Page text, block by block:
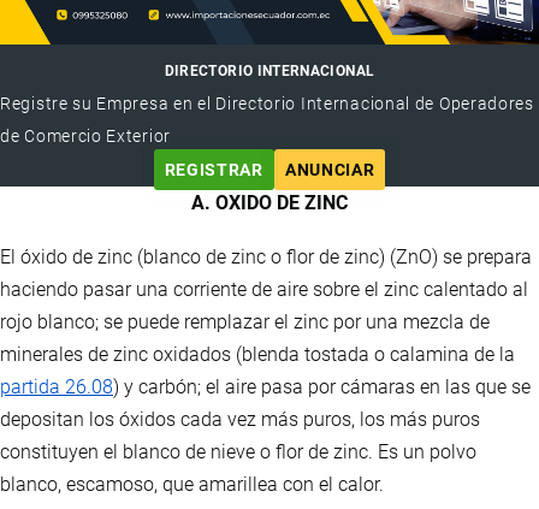
DIRECTORIO INTERNACIONAL
Registre su Empresa en el Directorio Internacional de Operadores
de Comercio Exterior
REGISTRAR
ANUNCIAR
A. OXIDO DE ZINC
El óxido de zinc (blanco de zinc o flor de zinc) (ZnO) se prepara
haciendo pasar una corriente de aire sobre el zinc calentado al
rojo blanco; se puede remplazar el zinc por una mezcla de
minerales de zinc oxidados (blenda tostada o calamina de la
partida 26.08) y carbón; el aire pasa por cámaras en las que se
depositan los óxidos cada vez más puros, los más puros
constituyen el blanco de nieve o flor de zinc. Es un polvo
blanco, escamoso, que amarillea con el calor.